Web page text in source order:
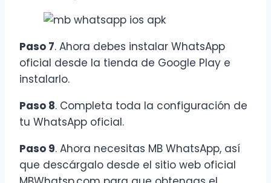
Paso 7. Ahora debes instalar WhatsApp
oficial desde la tienda de Google Play e
instalarlo.
Paso 8. Completa toda la configuración de
tu WhatsApp oficial.
Paso 9. Ahora necesitas MB WhatsApp, así
que descárgalo desde el sitio web oficial